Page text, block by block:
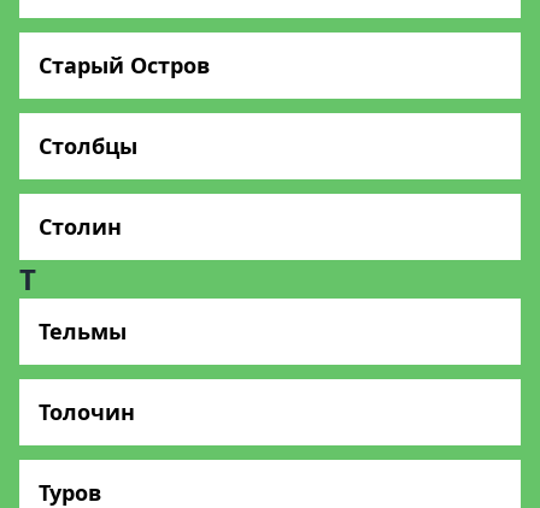
Старый Остров
Столбцы
Столин
Т
Тельмы
Толочин
Туров